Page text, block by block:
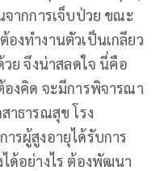
จากการเจ็บป่วย ขณะ
งทำงานตัวเป็นเกลียว
ย จึงน่าสลดใจ นี่คือ
งคิด จะมีการพิจารณา
าธารณสุข โรง
รผู้สูงอายุได้รับการ
ด้อย่างไร ต้องพัฒนา